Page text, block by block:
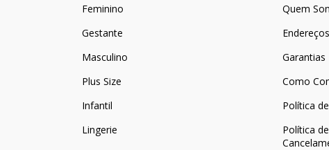
Feminino
Gestante
Masculino
Plus Size
Infantil
Lingerie
Quem
Endereços
Garantias
Como
Política
Política